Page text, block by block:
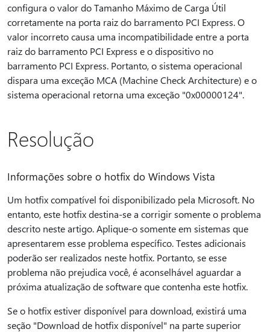
configura o valor do Tamanho Máximo de Carga Útil
corretamente na porta raiz do barramento PCI Express. O
valor incorreto causa uma incompatibilidade entre a porta
raiz do barramento PCI Express e o dispositivo no
barramento PCI Express. Portanto, o sistema operacional
dispara uma exceção MCA (Machine Check Architecture) e o
sistema operacional retorna uma exceção "0x00000124".
Resolução
Informações sobre o hotfix do Windows Vista
Um hotfix compatível foi disponibilizado pela Microsoft. No
entanto, este hotfix destina-se a corrigir somente o problema
descrito neste artigo. Aplique-o somente em sistemas que
apresentarem esse problema específico. Testes adicionais
poderão ser realizados neste hotfix. Portanto, se esse
problema não prejudica você, é aconselhável aguardar a
próxima atualização de software que contenha este hotfix.
Se o hotfix estiver disponível para download, existirá uma
seção "Download de hotfix disponível" na parte superior